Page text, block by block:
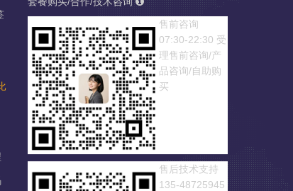
售前咨询
07:30-22:30 受
理售前咨询/产
品咨询/自助购
买
售后技术支持
135-48725945